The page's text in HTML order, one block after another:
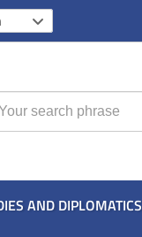
AND DIPLOMATICS